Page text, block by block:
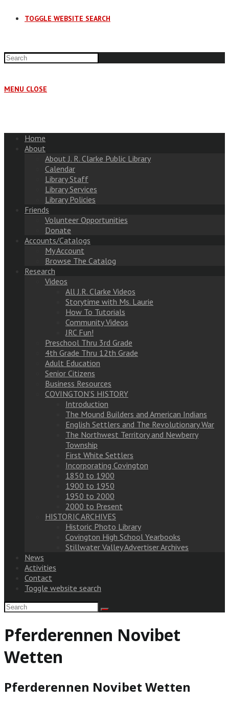
TOGGLE WEBSITE SEARCH
MENU CLOSE
Home
About
About J. R. Clarke Public Library
Calendar
Library Staff
Library Services
Library Policies
Friends
Volunteer Opportunities
Donate
Accounts/Catalogs
My Account
Browse The Catalog
Research
Videos
All J.R. Clarke Videos
Storytime with Ms. Laurie
How To Tutorials
Community Videos
JRC Fun!
Preschool Thru 3rd Grade
4th Grade Thru 12th Grade
Adult Education
Senior Citizens
Business Resources
COVINGTON’S HISTORY
Introduction
The Mound Builders and American Indians
English Settlers and The Revolutionary War
The Northwest Territory and Newberry
Township
First White Settlers
Incorporating Covington
1850 to 1900
1900 to 1950
1950 to 2000
2000 to Present
HISTORIC ARCHIVES
Historic Photo Library
Covington High School Yearbooks
Stillwater Valley Advertiser Archives
News
Activities
Contact
Toggle website search
Pferderennen Novibet
Wetten
Pferderennen Novibet Wetten